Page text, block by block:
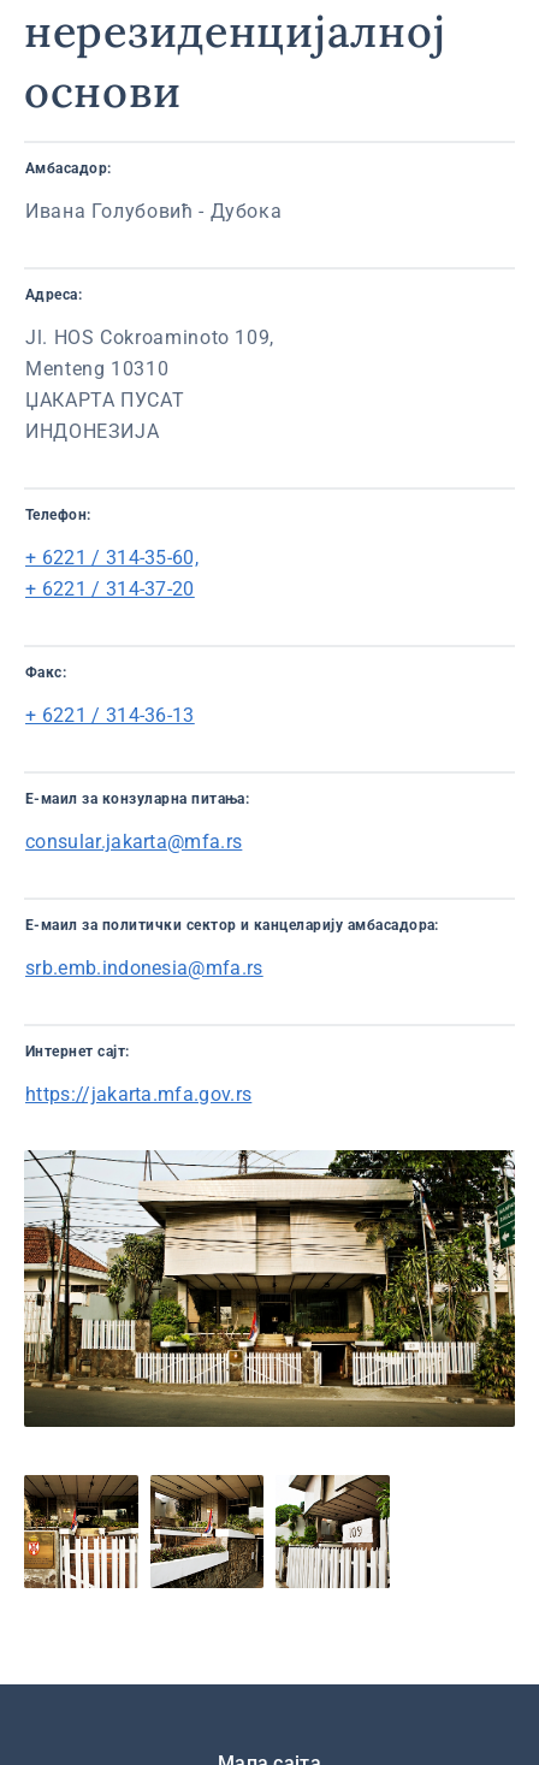
нерезиденцијалној
основи
Амбасадор:
Ивана Голубовић - Дубока
Адреса:
Jl. HOS Cokroaminoto 109,
Menteng 10310
ЏАКАРТА ПУСАТ
ИНДОНЕЗИЈА
Телефон:
+ 6221 / 314-35-60,
+ 6221 / 314-37-20
Факс:
+ 6221 / 314-36-13
Е-маил за конзуларна питања:
consular.jakarta@mfa.rs
Е-маил за политички сектор и канцеларију амбасадора:
srb.emb.indonesia@mfa.rs
Интернет сајт:
https://jakarta.mfa.gov.rs